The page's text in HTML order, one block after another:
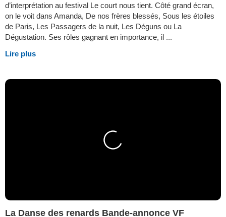
d’interprétation au festival Le court nous tient. Côté grand écran,
on le voit dans Amanda, De nos frères blessés, Sous les étoiles
de Paris, Les Passagers de la nuit, Les Déguns ou La
Dégustation. Ses rôles gagnant en importance, il ...
Lire plus
La Danse des renards Bande-annonce VF